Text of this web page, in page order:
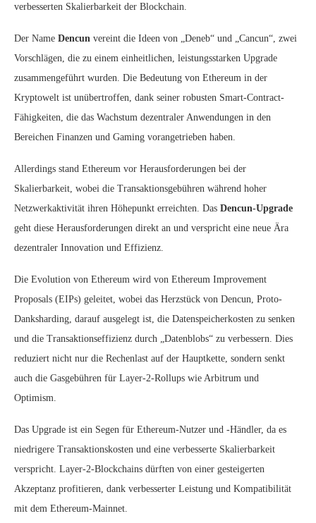
verbesserten Skalierbarkeit der Blockchain.
Der Name Dencun vereint die Ideen von „Deneb“ und „Cancun“, zwei
Vorschlägen, die zu einem einheitlichen, leistungsstarken Upgrade
zusammengeführt wurden. Die Bedeutung von Ethereum in der
Kryptowelt ist unübertroffen, dank seiner robusten Smart-Contract-
Fähigkeiten, die das Wachstum dezentraler Anwendungen in den
Bereichen Finanzen und Gaming vorangetrieben haben.
Allerdings stand Ethereum vor Herausforderungen bei der
Skalierbarkeit, wobei die Transaktionsgebühren während hoher
Netzwerkaktivität ihren Höhepunkt erreichten. Das Dencun-Upgrade
geht diese Herausforderungen direkt an und verspricht eine neue Ära
dezentraler Innovation und Effizienz.
Die Evolution von Ethereum wird von Ethereum Improvement
Proposals (EIPs) geleitet, wobei das Herzstück von Dencun, Proto-
Danksharding, darauf ausgelegt ist, die Datenspeicherkosten zu senken
und die Transaktionseffizienz durch „Datenblobs“ zu verbessern. Dies
reduziert nicht nur die Rechenlast auf der Hauptkette, sondern senkt
auch die Gasgebühren für Layer-2-Rollups wie Arbitrum und
Optimism.
Das Upgrade ist ein Segen für Ethereum-Nutzer und -Händler, da es
niedrigere Transaktionskosten und eine verbesserte Skalierbarkeit
verspricht. Layer-2-Blockchains dürften von einer gesteigerten
Akzeptanz profitieren, dank verbesserter Leistung und Kompatibilität
mit dem Ethereum-Mainnet.